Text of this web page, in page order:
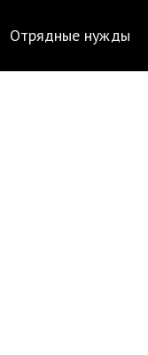
Отрядные нужды